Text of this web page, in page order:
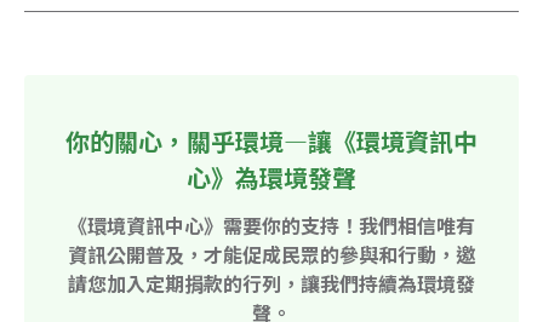
你的關心，關乎環境—讓《環境資訊中
心》為環境發聲
《環境資訊中心》需要你的支持！我們相信唯有
資訊公開普及，才能促成民眾的參與和行動，邀
請您加入定期捐款的行列，讓我們持續為環境發
聲。